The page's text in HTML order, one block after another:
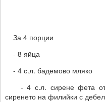
За 4 порции
- 8 яйца
- 4 с.л. бадемово мляко
- 4 с.л. сирене фета от
сиренето на филийки с